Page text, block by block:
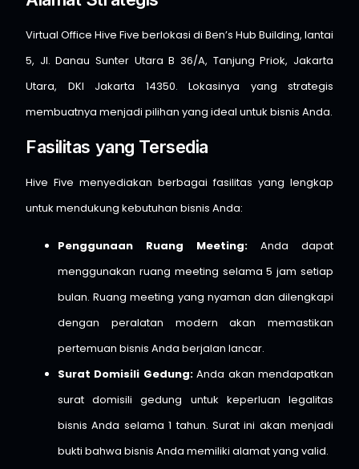
Virtual Office Hive Five berlokasi di Ben’s Hub Building, lantai
5, Jl. Danau Sunter Utara B 36/A, Tanjung Priok, Jakarta
Utara, DKI Jakarta 14350. Lokasinya yang strategis
membuatnya menjadi pilihan yang ideal untuk bisnis Anda.
Fasilitas yang Tersedia
Hive Five menyediakan berbagai fasilitas yang lengkap
untuk mendukung kebutuhan bisnis Anda:
Penggunaan Ruang Meeting: Anda dapat
menggunakan ruang meeting selama 5 jam setiap
bulan. Ruang meeting yang nyaman dan dilengkapi
dengan peralatan modern akan memastikan
pertemuan bisnis Anda berjalan lancar.
Surat Domisili Gedung:Anda akan mendapatkan
surat domisili gedung untuk keperluan legalitas
bisnis Anda selama 1 tahun. Surat ini akan menjadi
bukti bahwa bisnis Anda memiliki alamat yang valid.